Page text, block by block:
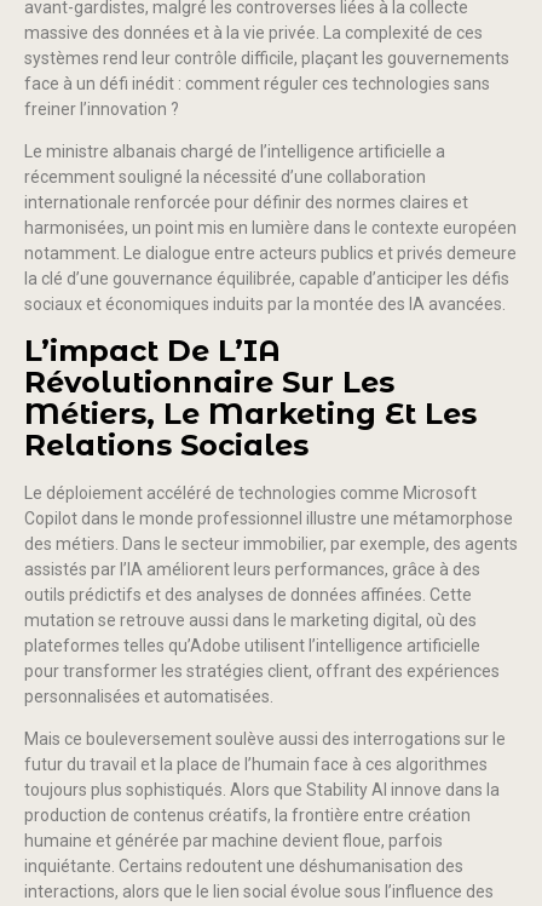
avant-gardistes, malgré les controverses liées à la collecte
massive des données et à la vie privée. La complexité de ces
systèmes rend leur contrôle difficile, plaçant les gouvernements
face à un défi inédit : comment réguler ces technologies sans
freiner l’innovation ?
Le ministre albanais chargé de l’intelligence artificielle a
récemment souligné la nécessité d’une collaboration
internationale renforcée pour définir des normes claires et
harmonisées, un point mis en lumière dans le contexte européen
notamment. Le dialogue entre acteurs publics et privés demeure
la clé d’une gouvernance équilibrée, capable d’anticiper les défis
sociaux et économiques induits par la montée des IA avancées.
L’impact De L’IA
Révolutionnaire Sur Les
Métiers, Le Marketing Et Les
Relations Sociales
Le déploiement accéléré de technologies comme Microsoft
Copilot dans le monde professionnel illustre une métamorphose
des métiers. Dans le secteur immobilier, par exemple, des agents
assistés par l’IA améliorent leurs performances, grâce à des
outils prédictifs et des analyses de données affinées. Cette
mutation se retrouve aussi dans le marketing digital, où des
plateformes telles qu’Adobe utilisent l’intelligence artificielle
pour transformer les stratégies client, offrant des expériences
personnalisées et automatisées.
Mais ce bouleversement soulève aussi des interrogations sur le
futur du travail et la place de l’humain face à ces algorithmes
toujours plus sophistiqués. Alors que Stability AI innove dans la
production de contenus créatifs, la frontière entre création
humaine et générée par machine devient floue, parfois
inquiétante. Certains redoutent une déshumanisation des
interactions, alors que le lien social évolue sous l’influence des